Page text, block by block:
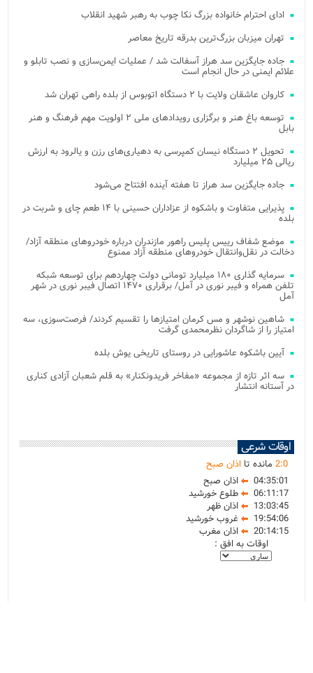
ادای احترام خانواده بزرگ نکا چوب به رهبر شهید انقلاب
تهران میزبان بزرگ‌ترین بدرقه تاریخ معاصر
جاده جایگزین سد هراز آسفالت شد / عملیات ایمن‌سازی و نصب تابلو و
علائم ایمنی در حال انجام است
کاروان عاشقان ولایت با ۲ دستگاه اتوبوس از بلده راهی تهران شد
توسعه باغ هنر و برگزاری رویدادهای ملی ۲ اولویت مهم فرهنگ و هنر
بابل
تحویل ۲ دستگاه نیسان کمپرسی به دهیاری‌های رزن و یالرود به ارزش
ریالی ۲۵ میلیارد
جاده جایگزین سد هراز تا هفته آینده افتتاح می‌شود
پذیرایی متفاوت و باشکوه از عزاداران حسینی با ۱۴ طعم چای و شربت در
بلده
موضع شفاف رییس پلیس راهور مازندران درباره خودروهای منطقه آزاد/
دخالت در نقل‌وانتقال خودروهای منطقه آزاد ممنوع
سرمایه گذاری ۱۸۰ میلیارد تومانی دولت چهاردهم برای توسعه شبکه
تلفن همراه و فیبر نوری در آمل/ برقراری ۱۴۷۰ اتصال فیبر نوری در شهر
آمل
شاهین نوشهر و مس کرمان امتیازها را تقسیم کردند/ فرصت‌سوزی، سه
امتیاز را از شاگردان نظرمحمدی گرفت
آیین باشکوه عاشورایی در روستای تاریخی یوش بلده
سه اثر تازه از مجموعه «مفاخر فریدونکنار» به قلم شعبان آزادی کناری
در آستانه انتشار
اوقات شرعی
2:0 مانده تااذان صبح
04:35:01
اذان صبح
06:11:17
طلوع خورشید
13:03:45
اذان ظهر
19:54:06
غروب خورشید
20:14:15
اذان مغرب
اوقات به افق :